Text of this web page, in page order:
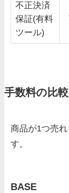
不正決済
保証(有料
ツール)
手数料の比較
商品が1つ売
す。
BASE